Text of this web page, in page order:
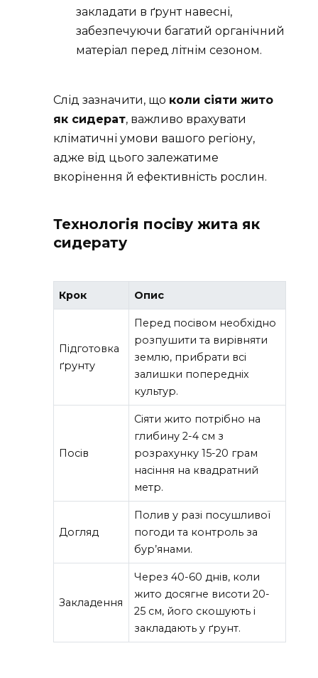
закладати в ґрунт навесні,
забезпечуючи багатий органічний
матеріал перед літнім сезоном.
Слід зазначити, що коли сіяти жито
як сидерат, важливо врахувати
кліматичні умови вашого регіону,
адже від цього залежатиме
вкорінення й ефективність рослин.
Технологія посіву жита як
сидерату
Крок Опис
Підготовка
ґрунту
Перед посівом необхідно
розпушити та вирівняти
землю, прибрати всі
залишки попередніх
культур.
Посів
Сіяти жито потрібно на
глибину 2-4 см з
розрахунку 15-20 грам
насіння на квадратний
метр.
Догляд
Полив у разі посушливої
погоди та контроль за
бур’янами.
Закладення
Через 40-60 днів, коли
жито досягне висоти 20-
25 см, його скошують і
закладають у ґрунт.